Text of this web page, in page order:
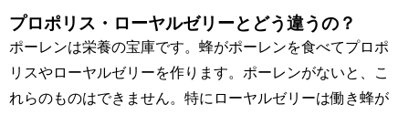
プロポリス・ローヤルゼリーとどう違うの？
ポーレンは栄養の宝庫です。蜂がポーレンを食べてプロポ
リスやローヤルゼリーを作ります。ポーレンがないと、こ
れらのものはできません。特にローヤルゼリーは働き蜂が